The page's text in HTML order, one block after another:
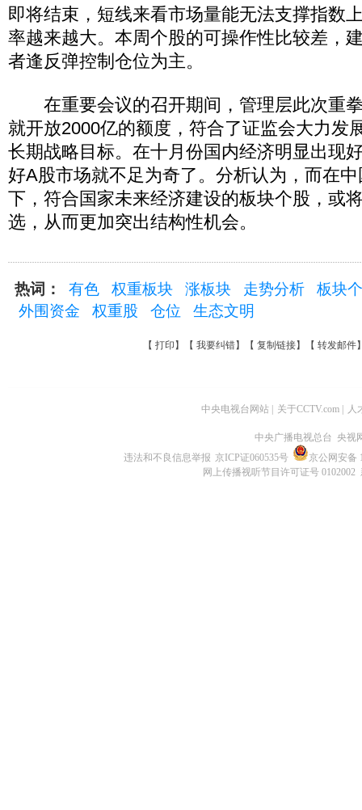
即将结束，短线来看市场量能无法支撑指数
率越来越大。本周个股的可操作性比较差，
者逢反弹控制仓位为主。
在重要会议的召开期间，管理层此次重
就开放2000亿的额度，符合了证监会大力发
长期战略目标。在十月份国内经济明显出现
好A股市场就不足为奇了。分析认为，而在
下，符合国家未来经济建设的板块个股，或
选，从而更加突出结构性机会。
热词： 有色 权重板块 涨板块 走势分析
板块
外围资金
权重股 仓位 生态文明
【 打印 】【 我要纠错】【 复制链接】【 转发邮件
中央电视台网站 关于CCTV.com 人
中央广播电视总台 央视
违法和不良信息举报 京ICP证060535号
京公网安备
网上传播视听节目许可证号 0102002